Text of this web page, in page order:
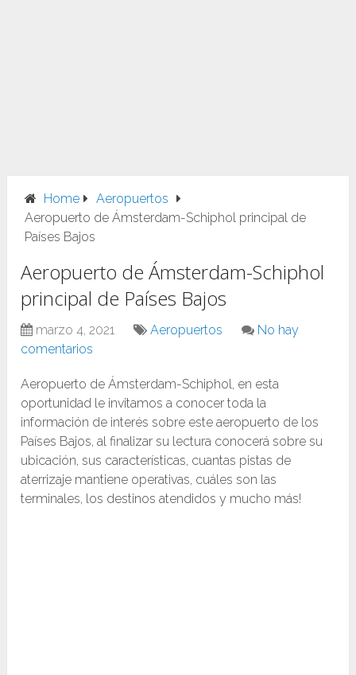
Home
Aeropuertos
Aeropuerto de Ámsterdam-Schiphol principal de
Países Bajos
Aeropuerto de Ámsterdam-Schiphol
principal de Países Bajos
marzo 4, 2021 Aeropuertos
No hay
comentarios
Aeropuerto de Ámsterdam-Schiphol, en esta
oportunidad le invitamos a conocer toda la
información de interés sobre este aeropuerto de los
Países Bajos, al finalizar su lectura conocerá sobre su
ubicación, sus características, cuantas pistas de
aterrizaje mantiene operativas, cuáles son las
terminales, los destinos atendidos y mucho más!